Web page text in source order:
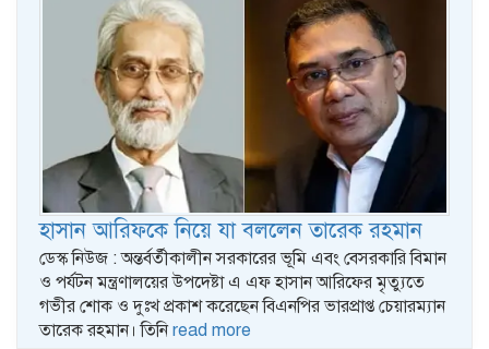
হাসান আরিফকে নিয়ে যা বললেন তারেক রহমান
ডেস্ক নিউজ : অন্তর্বর্তীকালীন সরকারের ভূমি এবং বেসরকারি বিমান
ও পর্যটন মন্ত্রণালয়ের উপদেষ্টা এ এফ হাসান আরিফের মৃত্যুতে
গভীর শোক ও দুঃখ প্রকাশ করেছেন বিএনপির ভারপ্রাপ্ত চেয়ারম্যান
তারেক রহমান। তিনিread more